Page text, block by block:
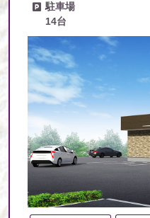
駐車場
14台